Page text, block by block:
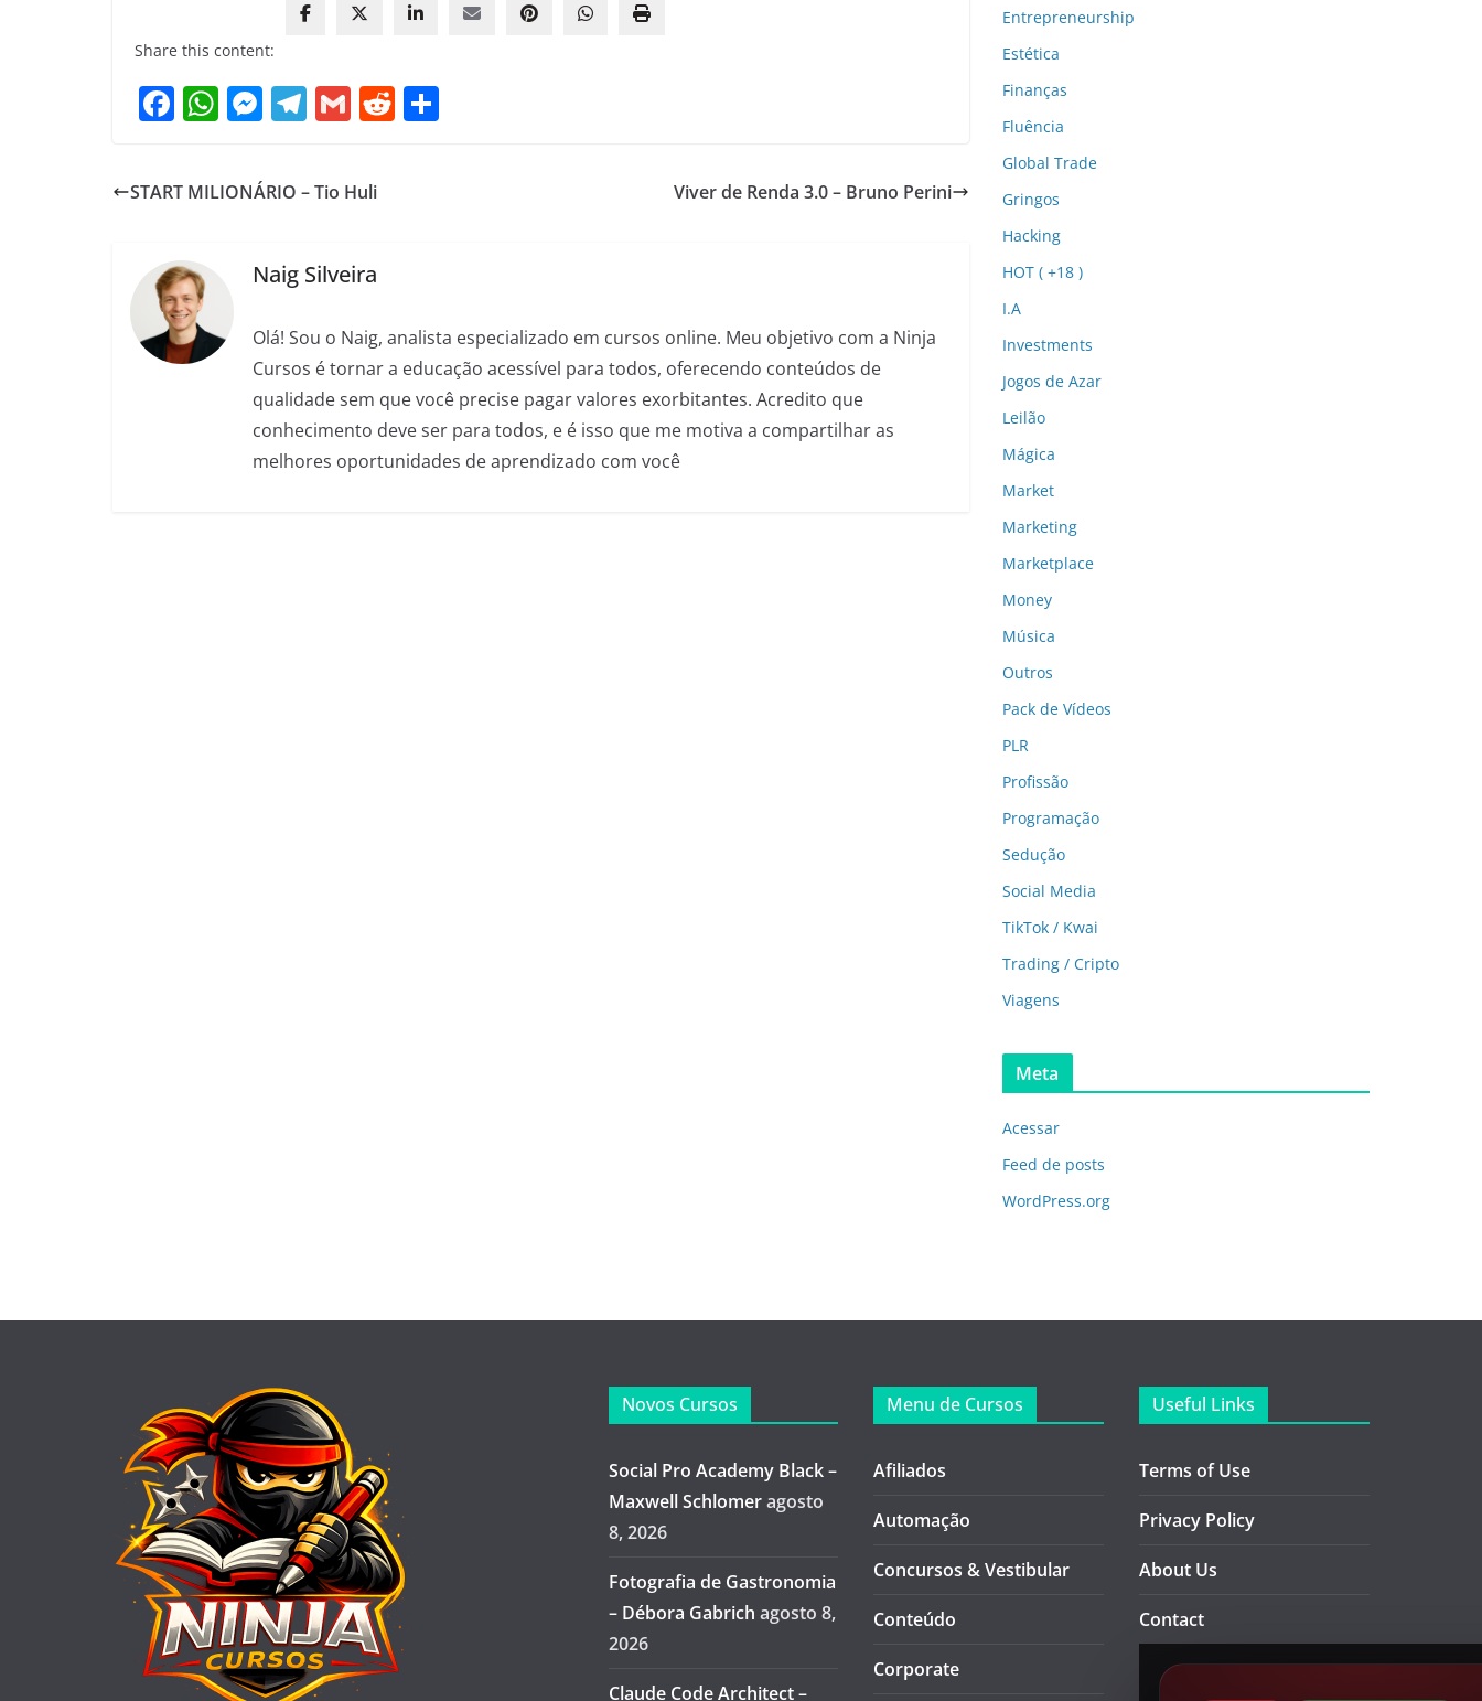
Share this content:
F
c
e
o
o
k
W
at
s
M
ss
e
g
T
e
gr
m
G
ai
l
R
START MILIONÁRIO – Tio Huli Viver de Renda 3.0 – Bruno Perini
Naig Silveira
Olá! Sou o Naig, analista especializado em cursos online. Meu objetivo com a Ninja
Cursos é tornar a educação acessível para todos, oferecendo conteúdos de
qualidade sem que você precise pagar valores exorbitantes. Acredito que
conhecimento deve ser para todos, e é isso que me motiva a compartilhar as
melhores oportunidades de aprendizado com você
Entrepreneurship
Estética
Finanças
Fluência
Global Trade
Gringos
Hacking
HOT ( +18 )
I.A
Investments
Jogos de Azar
Leilão
Mágica
Market
Marketing
Marketplace
Money
Música
Outros
Pack de Vídeos
PLR
Profissão
Programação
Sedução
Social Media
TikTok / Kwai
Trading / Cripto
Viagens
Meta
Acessar
Feed de posts
WordPress.org
Novos Cursos
Social Pro Academy Black –
Maxwell Schlomer agosto
8, 2026
Fotografia de Gastronomia
– Débora Gabrich agosto 8,
2026
Claude Code Architect –
Menu de Cursos
Afiliados
Automação
Concursos & Vestibular
Conteúdo
Corporate
Useful Links
Terms of Use
Privacy Policy
About Us
Contact